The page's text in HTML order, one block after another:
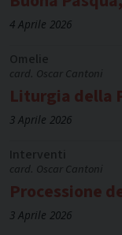
4 Aprile 2026
Omelie
card. Oscar Cantoni
Liturgia della
3 Aprile 2026
Interventi
card. Oscar Cantoni
Processione
3 Aprile 2026